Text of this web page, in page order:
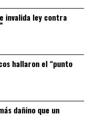
invalida ley contra
hallaron el “punto
dañino que un